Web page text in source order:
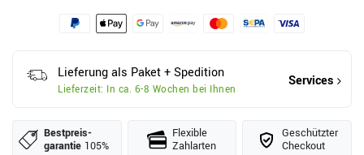
Lieferung als Paket + Spedition
Lieferzeit: In ca. 6-8 Wochen bei Ihnen
Services
Bestpreis­
garantie 105%
Flexible
Zahlarten
Geschützter
Checkout